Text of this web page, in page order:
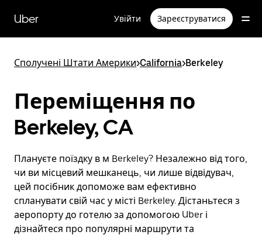
основного
вмісту
Uber Увійти Зареєструватися
Сполучені Штати Америки>California>Berkeley
Переміщення по
Berkeley, CA
Плануєте поїздку в м Berkeley? Незалежно від того,
чи ви місцевий мешканець, чи лише відвідувач,
цей посібник допоможе вам ефективно
спланувати свій час у місті Berkeley. Дістаньтеся з
аеропорту до готелю за допомогою Uber і
дізнайтеся про популярні маршрути та